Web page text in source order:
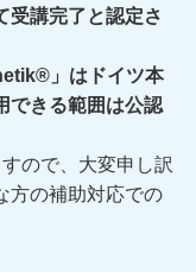
受講完了と認定さ
」はドイツ本
できる範囲は公認
ので、大変申し訳
方の補助対応での